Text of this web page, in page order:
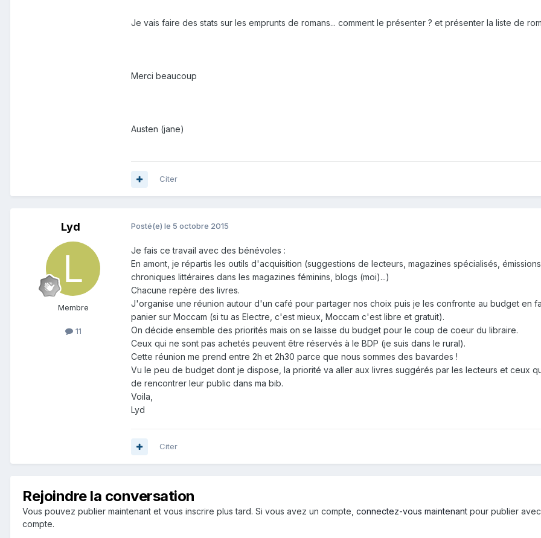
Je vais faire des stats sur les emprunts de romans... comment le présenter ? et présenter la liste de
Merci beaucoup
Austen (jane)
Citer
Lyd
Membre
11
Posté(e) le 5 octobre 2015
Je fais ce travail avec des bénévoles :
En amont, je répartis les outils d'acquisition (suggestions de lecteurs, magazines spécialisés, émissions
chroniques littéraires dans les magazines féminins, blogs (moi)...)
Chacune repère des livres.
J'organise une réunion autour d'un café pour partager nos choix puis je les confronte au budget en
panier sur Moccam (si tu as Electre, c'est mieux, Moccam c'est libre et gratuit).
On décide ensemble des priorités mais on se laisse du budget pour le coup de coeur du libraire.
Ceux qui ne sont pas achetés peuvent être réservés à le BDP (je suis dans le rural).
Cette réunion me prend entre 2h et 2h30 parce que nous sommes des bavardes !
Vu le peu de budget dont je dispose, la priorité va aller aux livres suggérés par les lecteurs et ceux
de rencontrer leur public dans ma bib.
Voila,
Lyd
Citer
Rejoindre la conversation
Vous pouvez publier maintenant et vous inscrire plus tard. Si vous avez un compte, connectez-vous maintenant pour publier
compte.